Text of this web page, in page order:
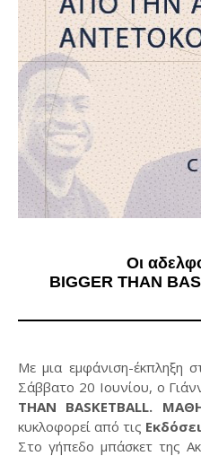
Οι
BIGGER THAN
Με μια εμφάνιση-έκπληξη
Σάββατο 20 Ιουνίου, ο
THAN BASKETBALL.
κυκλοφορεί από τις
Στο γήπεδο μπάσκετ της